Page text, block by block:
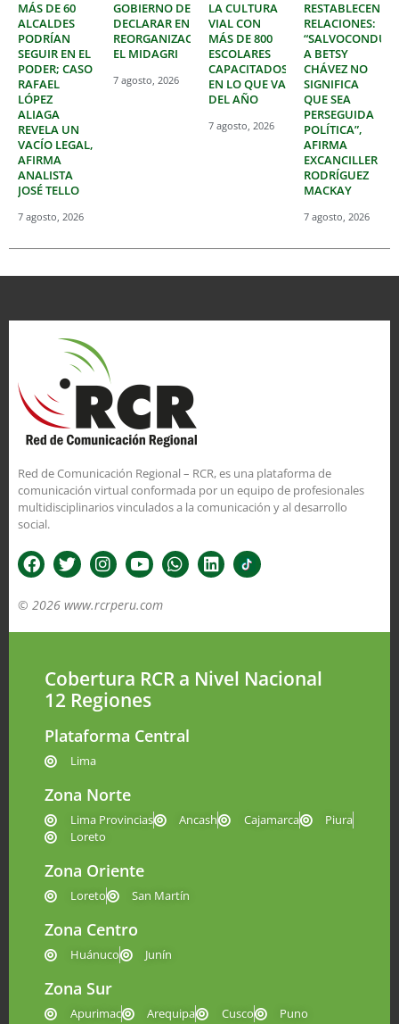
MÁS DE 60
ALCALDES
PODRÍAN
SEGUIR EN EL
PODER; CASO
RAFAEL
LÓPEZ
ALIAGA
REVELA UN
VACÍO LEGAL,
AFIRMA
ANALISTA
JOSÉ TELLO
7 agosto, 2026
GOBIERNO DE
DECLARAR EN
REORGANIZACIÓN
EL MIDAGRI
7 agosto, 2026
LA CULTURA
VIAL CON
MÁS DE 800
ESCOLARES
CAPACITADOS
EN LO QUE VA
DEL AÑO
7 agosto, 2026
RESTABLECEN
RELACIONES:
A BETSY
CHÁVEZ NO
SIGNIFICA
QUE SEA
PERSEGUIDA
POLÍTICA”,
AFIRMA
EXCANCILLER
RODRÍGUEZ
MACKAY
7 agosto, 2026
Red de Comunicación Regional – RCR, es una plataforma de
comunicación virtual conformada por un equipo de profesionales
multidisciplinarios vinculados a la comunicación y al desarrollo
social.
© 2026 www.rcrperu.com
Cobertura RCR a Nivel Nacional
12 Regiones
Plataforma Central
Lima
Zona Norte
Lima Provincias Ancash Cajamarca
Piura
Loreto
Zona Oriente
Loreto San Martín
Zona Centro
Huánuco Junín
Zona Sur
Apurimac Arequipa Cusco Puno